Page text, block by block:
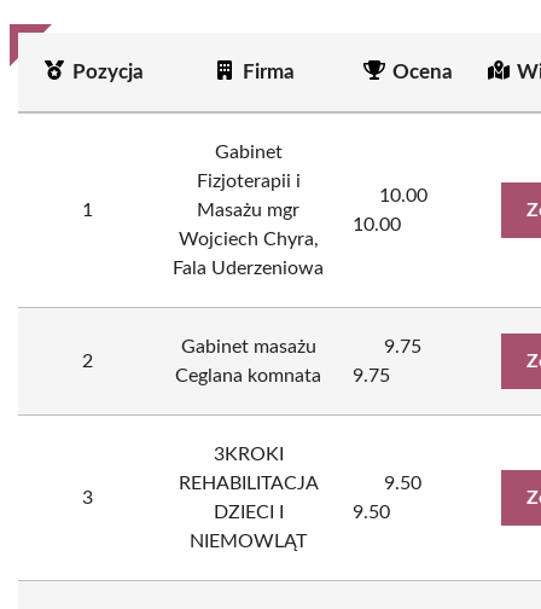
Pozycja Firma Ocena
1
Gabinet
Fizjoterapii i
Masażu mgr
Wojciech Chyra,
Fala Uderzeniowa
10.00
10.00
2
Gabinet masażu
Ceglana komnata
9.75
9.75
3
3KROKI
REHABILITACJA
DZIECI I
NIEMOWLĄT
9.50
9.50